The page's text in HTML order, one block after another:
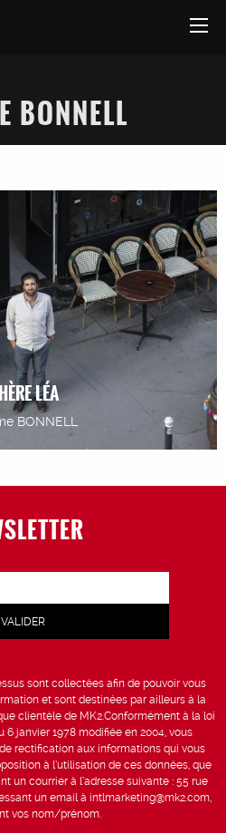
BONNELL
LÉA
BONNELL
sont collectées afin de pouvoir vous
et sont destinées par ailleurs à la
clientèle de MK2.Conformément à la loi
janvier 1978 modifiée en 2004, vous
rectification aux informations qui vous
à l’utilisation de ces données, que
un courrier à l’adresse suivante : 55 rue
un email à intlmarketing@mk2.com,
vos nom/prénom.